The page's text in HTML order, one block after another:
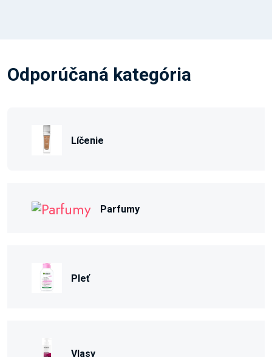
Odporúčaná kategória
Líčenie
Parfumy
Pleť
Vlasy